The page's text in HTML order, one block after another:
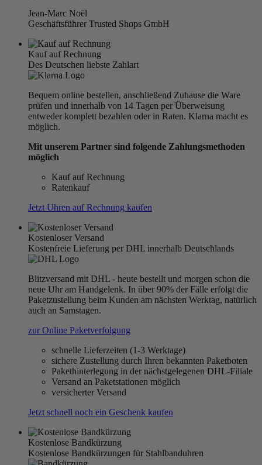
Jean-Marc Noël
Geschäftsführer Trusted Shops GmbH
Kauf auf Rechnung
Des Deutschen liebste Zahlart
Bequem online bestellen, anschließend Zuhause die Ware
prüfen und innerhalb von 14 Tagen per Überweisung
entweder komplett bezahlen oder in Raten. Klarna macht es
möglich.
Mit unserem Partner sind folgende Zahlungsmethoden
möglich
Kauf auf Rechnung
Ratenkauf
Jetzt Uhren auf Rechnung kaufen
Kostenloser Versand
Kostenfreie Lieferung per DHL innerhalb Deutschlands
Blitzversand mit DHL - heute bestellt und morgen schon die
neue Uhr am Handgelenk. In über 90% der Fälle erfolgt die
Paketzustellung beim Kunden am nächsten Werktag, natürlich
auch an Samstagen.
zur Online Paketverfolgung
schnelle Lieferzeiten (1-3 Werktage)
sichere Zustellung durch Ihren bekannten Paketboten
Pakethinterlegung in der nächstgelegenen DHL-Filiale
Versand an Paketstationen möglich
versicherter Versand
Jetzt schnell noch ein Geschenk kaufen
Kostenlose Bandkürzung
Kostenlose Bandkürzungen für Stahlbanduhren